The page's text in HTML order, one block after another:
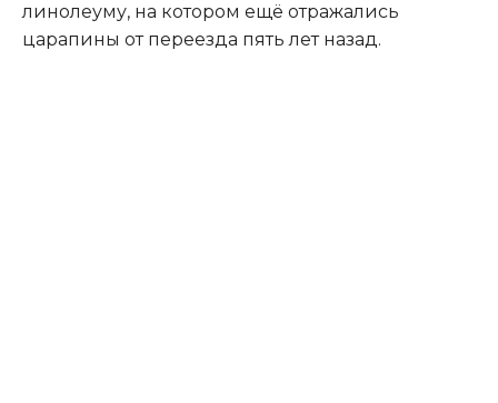
линолеуму, на котором ещё отражались
царапины от переезда пять лет назад.